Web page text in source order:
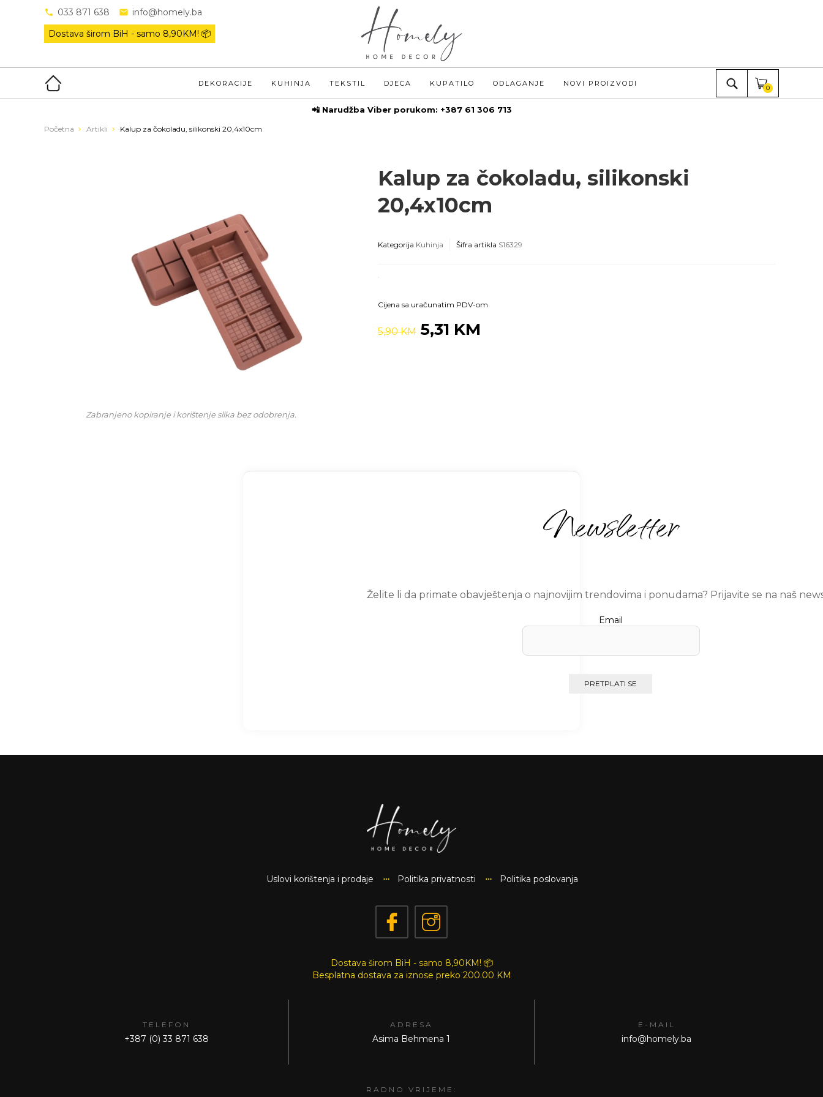
033 871 638
info@homely.ba
Dostava širom BiH - samo 8,90KM! 📦
DEKORACIJE KUHINJA TEKSTIL DJECA KUPATILO ODLAGANJE NOVI PROIZVODI 0
📲 Narudžba Viber porukom: +387 61 306 713
Početna Artikli Kalup za čokoladu, silikonski 20,4x10cm
Zabranjeno kopiranje i korištenje slika bez odobrenja.
Kalup za čokoladu, silikonski
20,4x10cm
Kategorija Kuhinja Šifra artikla S16329
Cijena sa uračunatim PDV-om
5,90 KM 5,31 KM
Newsletter
Želite li da primate obavještenja o najnovijim trendovima i ponudama? Prijavite se na naš
Email
Uslovi korištenja i prodaje Politika privatnosti Politika poslovanja
Dostava širom BiH - samo 8,90KM! 📦
Besplatna dostava za iznose preko 200.00 KM
TELEFON
+387 (0) 33 871 638
ADRESA
Asima Behmena 1
E-MAIL
info@homely.ba
RADNO VRIJEME: